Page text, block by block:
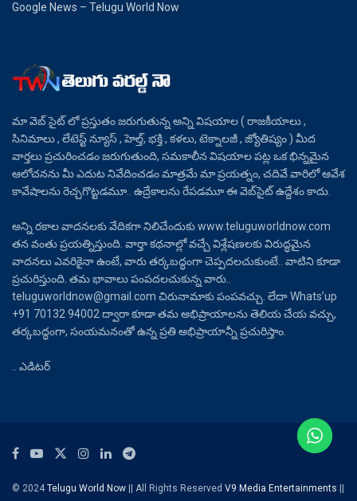
Google News – Telugu World Now
మా వెబ్ సైట్ లో ప్రస్తుతం జరుగుతున్న అన్ని విషయాల ( రాజకీయాలు ,
సినిమాలు , లేటెస్ట్ న్యూస్ , హెల్త్, భక్తి , కళలు, టెక్నాలజీ , జ్యోతిష్యం ) మీద
వార్తలు ప్రచురించడం జరుగుతుంది, సమకాలీన విషయాల పట్ల ఒక భిన్నమైన
ఆలోచనను మీ ఎదుట నివేదించడం మాత్రమే మా ప్రయత్నం, చదివే వారిలో ఆవేశ
కావేషాలను రెచ్చగొట్టడమూ.. ఉద్రేకాలను రేపడమూ ఈ వెబ్‌సైట్ ఉద్దేశం కాదు.
అన్ని రకాల వాదనలకు వేదికగా నిలిచేందుకు www.teluguworldnow.com
తన వంతు ప్రయత్నిస్తుంది. వార్తా కథనాల్లో వచ్చే విశ్లేషణలకు విరుద్ధమైన
వాదనలు ఎవరికైనా ఉంటే, వారు తర్కబద్ధంగా చెప్పదలచుకుంటే.. వాటిని కూడా
ప్రచురిస్తుంది. తమ భావాలు పంపదలచుకున్న వారు..
teluguworldnow@gmail.com చిరునామాకు పంపవచ్చు. లేదా Whats’up
+91 70132 94002 ద్వారా కూడా తమ అభిప్రాయాలను తెలియ చేయ వచ్చు,
తర్కబద్ధంగా, సంయమనంతో ఉన్న ప్రతి అభిప్రాయాన్నీ ప్రచురిస్తాం.
.. ఎడిటర్
© 2024Telugu World Now || All Rights Reserved V9 Media Entertainments